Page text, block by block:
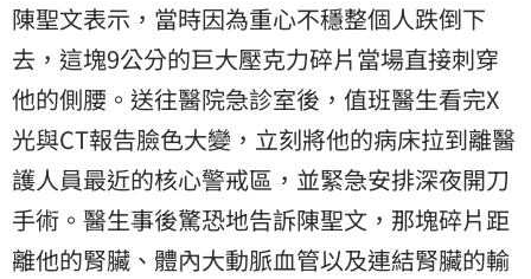
陳聖文表示，當時因為重心不穩整個人跌倒下
去，這塊9公分的巨大壓克力碎片當場直接刺穿
他的側腰。送往醫院急診室後，值班醫生看完X
光與CT報告臉色大變，立刻將他的病床拉到離醫
護人員最近的核心警戒區，並緊急安排深夜開刀
手術。醫生事後驚恐地告訴陳聖文，那塊碎片距
離他的腎臟、體內大動脈血管以及連結腎臟的輸